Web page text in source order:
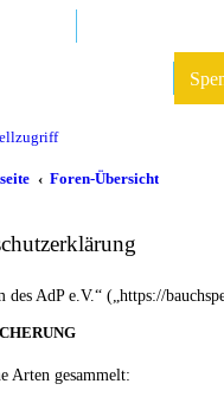
Foren-Übersicht
AdP e.V.“ („https://
Arten gesammelt: